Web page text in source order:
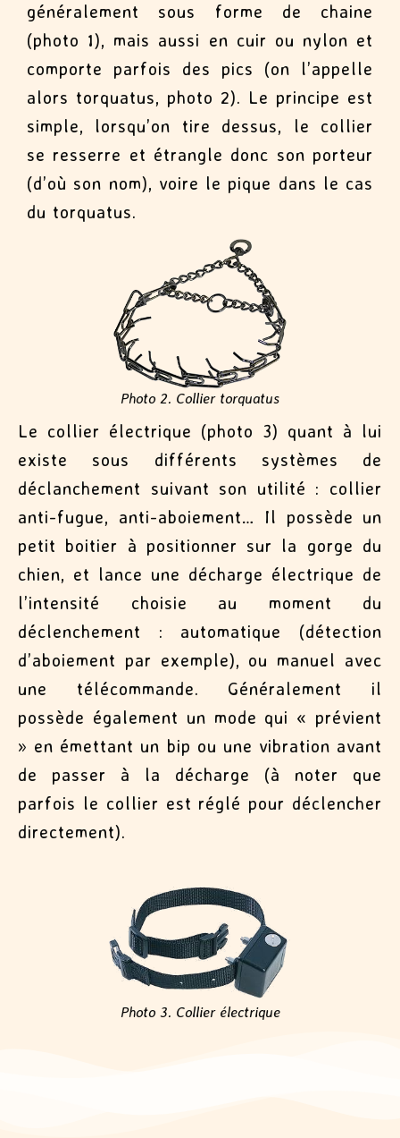
généralement sous forme de chaine
(photo 1), mais aussi en cuir ou nylon et
comporte parfois des pics (on l’appelle
alors torquatus, photo 2). Le principe est
simple, lorsqu’on tire dessus, le collier
se resserre et étrangle donc son porteur
(d’où son nom), voire le pique dans le cas
du torquatus.
Photo 2. Collier torquatus
Le collier électrique (photo 3) quant à lui
existe sous différents systèmes de
déclanchement suivant son utilité : collier
anti-fugue, anti-aboiement… Il possède un
petit boitier à positionner sur la gorge du
chien, et lance une décharge électrique de
l’intensité choisie au moment du
déclenchement : automatique (détection
d’aboiement par exemple), ou manuel avec
une télécommande. Généralement il
possède également un mode qui « prévient
» en émettant un bip ou une vibration avant
de passer à la décharge (à noter que
parfois le collier est réglé pour déclencher
directement).
Photo 3. Collier électrique